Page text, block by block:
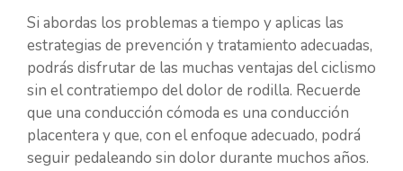
Si abordas los problemas a tiempo y aplicas las
estrategias de prevención y tratamiento adecuadas,
podrás disfrutar de las muchas ventajas del ciclismo
sin el contratiempo del dolor de rodilla. Recuerde
que una conducción cómoda es una conducción
placentera y que, con el enfoque adecuado, podrá
seguir pedaleando sin dolor durante muchos años.